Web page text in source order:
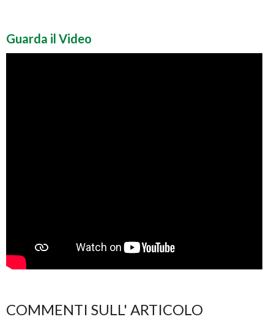
Guarda il Video
COMMENTI SULL' ARTICOLO